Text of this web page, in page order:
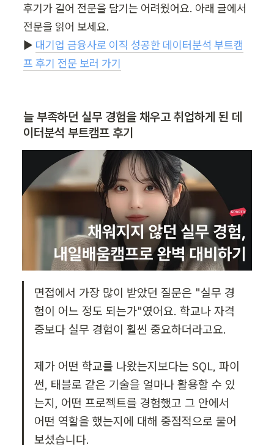
후기가 길어 전문을 담기는 어려웠어요. 아래 글에서
전문을 읽어 보세요.
▶︎ 대기업 금융사로 이직 성공한 데이터분석 부트캠
프 후기 전문 보러 가기
늘 부족하던 실무 경험을 채우고 취업하게 된 데
이터분석 부트캠프 후기
면접에서 가장 많이 받았던 질문은 "실무 경
험이 어느 정도 되는가"였어요. 학교나 자격
증보다 실무 경험이 훨씬 중요하더라고요.
제가 어떤 학교를 나왔는지보다는 SQL, 파이
썬, 태블로 같은 기술을 얼마나 활용할 수 있
는지, 어떤 프로젝트를 경험했고 그 안에서
어떤 역할을 했는지에 대해 중점적으로 물어
보셨습니다.